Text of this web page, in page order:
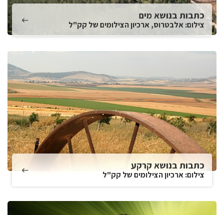
כתבות בנושא מים
צילום: אלבטרוס, ארכיון הצילומים של קק"ל
כתבות בנושא קרקע
צילום: ארכיון הצילומים של קק"ל